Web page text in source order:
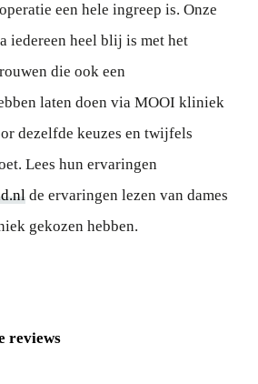
een hele ingreep is. Onze
iedereen heel blij is met het
die ook een
laten doen via MOOI kliniek
dezelfde keuzes en twijfels
Lees hun ervaringen
de ervaringen lezen van dames
gekozen hebben.
reviews